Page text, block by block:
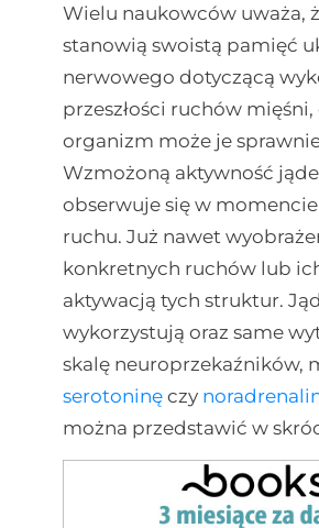
Wielu naukowców uważa,
stanowią swoistą pamięć
nerwowego dotyczącą
przeszłości ruchów
organizm może je
Wzmożoną aktywność
obserwuje się w
ruchu. Już nawet
konkretnych ruchów lub
aktywacją tych struktur.
wykorzystują oraz same
skalę neuroprzekaźników,
serotoninęczy
można przedstawić w